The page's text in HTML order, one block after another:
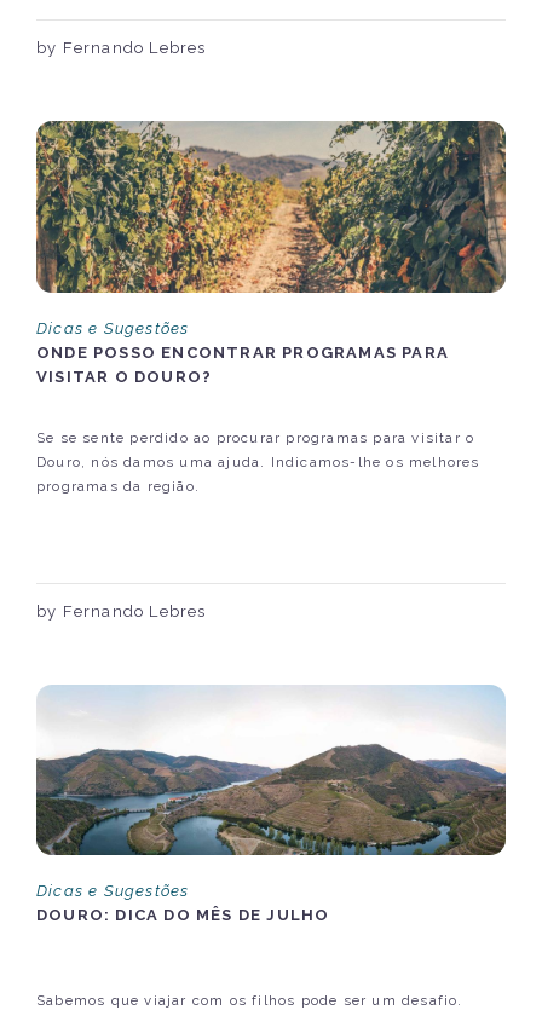
by Fernando Lebres
Dicas e Sugestões
ONDE POSSO ENCONTRAR PROGRAMAS PARA
VISITAR O DOURO?
Se se sente perdido ao procurar programas para visitar o
Douro, nós damos uma ajuda. Indicamos-lhe os melhores
programas da região.
by Fernando Lebres
Dicas e Sugestões
DOURO: DICA DO MÊS DE JULHO
Sabemos que viajar com os filhos pode ser um desafio.